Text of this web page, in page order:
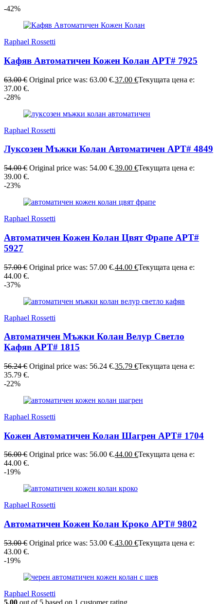
-42%
Raphael Rossetti
Кафяв Автоматичен Кожен Колан АРТ# 7925
63.00€ Original price was: 63.00 €.37.00 €Текущата цена е:
37.00 €.
-28%
Raphael Rossetti
Луксозен Мъжки Колан Автоматичен АРТ# 4849
54.00€ Original price was: 54.00 €.39.00 €Текущата цена е:
39.00 €.
-23%
Raphael Rossetti
Автоматичен Кожен Колан Цвят Фрапе АРТ#
5927
57.00€ Original price was: 57.00 €.44.00 €Текущата цена е:
44.00 €.
-37%
Raphael Rossetti
Автоматичен Мъжки Колан Велур Светло
Кафяв АРТ# 1815
56.24€ Original price was: 56.24 €.35.79 €Текущата цена е:
35.79 €.
-22%
Raphael Rossetti
Кожен Автоматичен Колан Шагрен АРТ# 1704
56.00€ Original price was: 56.00 €.44.00 €Текущата цена е:
44.00 €.
-19%
Raphael Rossetti
Автоматичен Кожен Колан Кроко АРТ# 9802
53.00€ Original price was: 53.00 €.43.00 €Текущата цена е:
43.00 €.
-19%
Raphael Rossetti
5.00 out of 5 based on 1 customer rating